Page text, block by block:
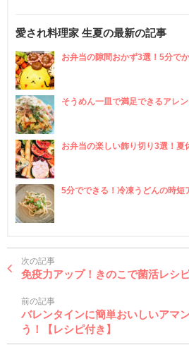
愛され料理家 生夏の最新の記事
お弁当の隙間おかず3選！5分で
そうめん一皿で満足できるアレ
お弁当の楽しい飾り切り3選！夏
5分でできる！冷凍うどんの時短
次の記事
免疫力アップ！きのこで菌活レシ
前の記事
バレンタインに簡単おいしいアマ
う！【レシピ付き】